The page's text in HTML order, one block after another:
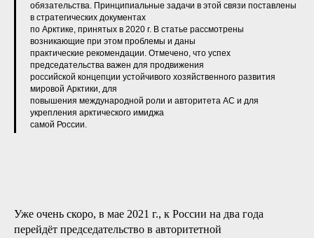
обязательства. Принципиальные задачи в этой связи поставлены
в стратегических документах
по Арктике, принятых в 2020 г. В статье рассмотрены
возникающие при этом проблемы и даны
практические рекомендации. Отмечено, что успех
председательства важен для продвижения
российской концепции устойчивого хозяйственного развития
мировой Арктики, для
повышения международной роли и авторитета АС и для
укрепления арктического имиджа
самой России.
Уже очень скоро, в мае 2021 г., к России на два года
перейдёт председательство в авторитетной